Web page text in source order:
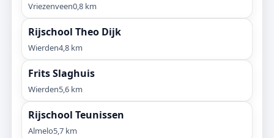
Vriezenveen0,8 km
Rijschool Theo Dijk
Wierden4,8 km
Frits Slaghuis
Wierden5,6 km
Rijschool Teunissen
Almelo5,7 km